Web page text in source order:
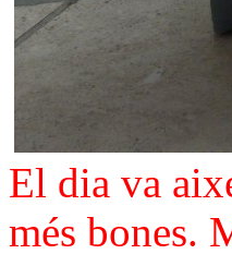
El dia va
més bones.